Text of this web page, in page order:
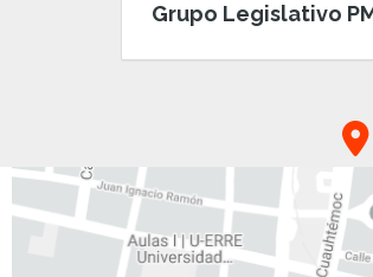
Grupo Legislativo